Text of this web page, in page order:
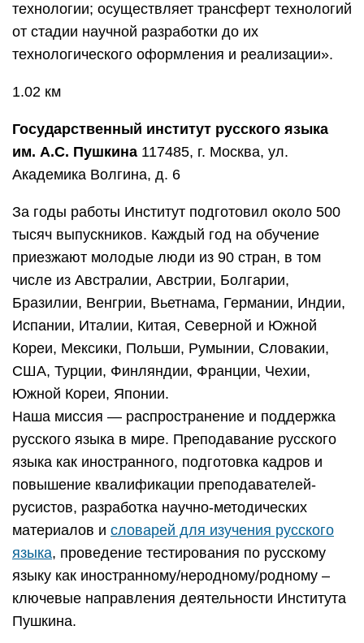
технологии; осуществляет трансферт технологий
от стадии научной разработки до их
технологического оформления и реализации».
1.02 км
Государственный институт русского языка
им. А.С. Пушкина 117485, г. Москва, ул.
Академика Волгина, д. 6
За годы работы Институт подготовил около 500
тысяч выпускников. Каждый год на обучение
приезжают молодые люди из 90 стран, в том
числе из Австралии, Австрии, Болгарии,
Бразилии, Венгрии, Вьетнама, Германии, Индии,
Испании, Италии, Китая, Северной и Южной
Кореи, Мексики, Польши, Румынии, Словакии,
США, Турции, Финляндии, Франции, Чехии,
Южной Кореи, Японии.
Наша миссия — распространение и поддержка
русского языка в мире. Преподавание русского
языка как иностранного, подготовка кадров и
повышение квалификации преподавателей-
русистов, разработка научно-методических
материалов и словарей для изучения русского
языка, проведение тестирования по русскому
языку как иностранному/неродному/родному –
ключевые направления деятельности Института
Пушкина.